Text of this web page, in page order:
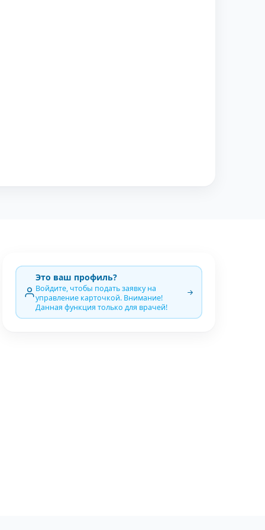
Это ваш профиль?
Войдите, чтобы подать заявку на
управление карточкой. Внимание!
Данная функция только для врачей!